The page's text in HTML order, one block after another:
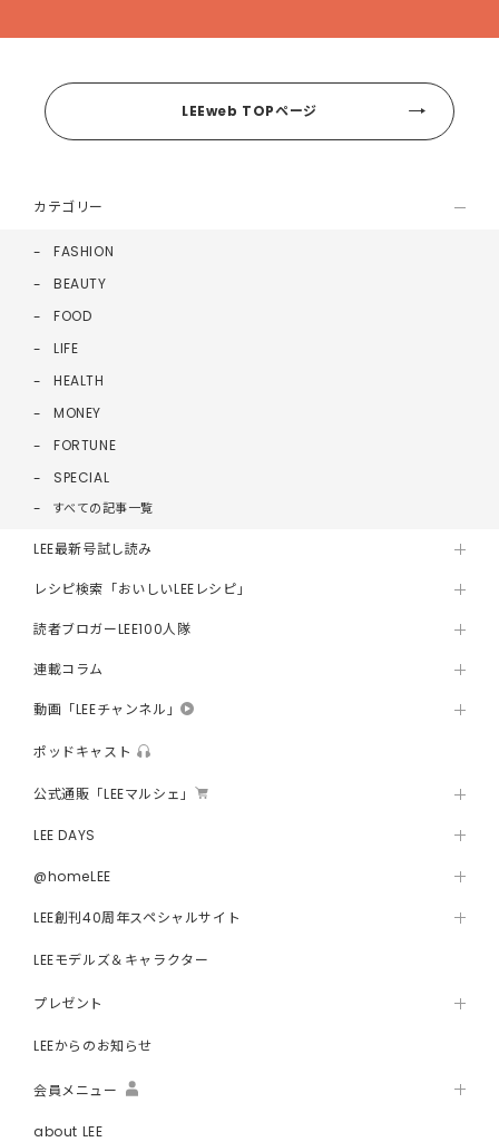
LEEweb TOPページ
カテゴリー
FASHION
BEAUTY
FOOD
LIFE
HEALTH
MONEY
FORTUNE
SPECIAL
すべての記事一覧
LEE最新号試し読み
レシピ検索「おいしいLEEレシピ」
読者ブロガーLEE100人隊
連載コラム
動画「LEEチャンネル」
ポッドキャスト
公式通販「LEEマルシェ」
LEE DAYS
@homeLEE
LEE創刊40周年スペシャルサイト
LEEモデルズ＆キャラクター
プレゼント
LEEからのお知らせ
会員メニュー
about LEE